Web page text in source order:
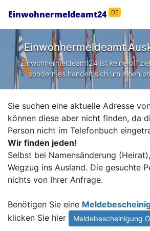
Einwohnermeldeamt24 DE
Einwohnermeldeamt
Einwohnermeldeamt24 ist keine
sondern es handelt sich um einen
Sie suchen eine aktuelle Adresse
können diese aber nicht finden, da
Person nicht im Telefonbuch
Wir finden jeden!
Selbst bei Namensänderung
Wegzug ins Ausland. Die gesuchte
nichts von Ihrer Anfrage.
Benötigen Sie eine
klicken Sie hier
Meldebescheinigung